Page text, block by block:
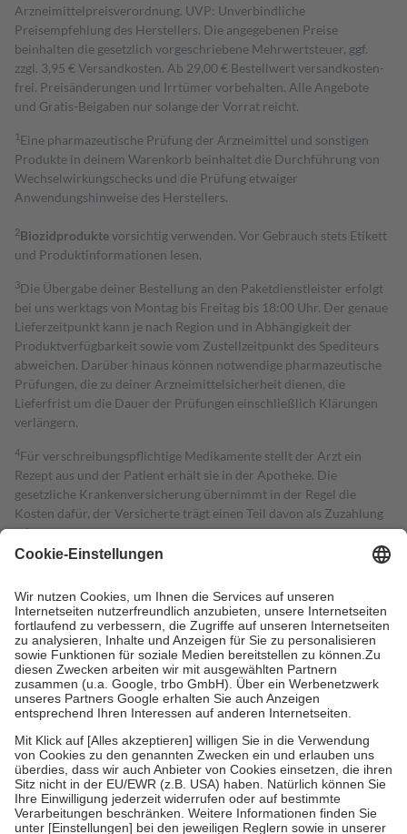
Arzneimittelpreisverordnung. UVP: Unverbindliche
Preisempfehlung des Herstellers. Die angegebenen Preise
beinhalten die gesetzlich vorgeschriebene Mehrwertsteuer, ggf.
zzgl. 3,95 € Versandkosten. Ab 29,00 € Bestell­wert versand­kosten­
frei. Preisänderungen und Irrtümer vorbehalten. Alle Angebote
und Gratis-Beigaben nur solange der Vorrat reicht.
1 Eine pharmazeutische Prüfung der Arzneimittel und sonstigen
Produkte in deinem Warenkorb beinhaltet die Durchführung von
Wechselwirkungschecks und die Prüfung etwaiger
Anwendungshinweise des Herstellers.
2Biozidproduktevorsichtig verwenden. Vor Gebrauch stets Etikett
und Produktinformationen lesen.
3Die Übergabe deiner Bestellung an den Paketdienstleister erfolgt
bei uns werktags von Montag bis Freitag bis 18:00 Uhr. Der genaue
Lieferzeitpunkt kann je nach Region und in Abhängigkeit der
Produktverfügbarkeit sowie vom Zustellzeitpunkt des Spediteurs
abweichen. Darüber hinaus können notwendige pharmazeutische
Prüfungen, die zu deiner Arzneimittelsicherheit dienen, die
Lieferfrist um die Dauer der Prüfungen einschließlich Klärungen
verlängern.
4Für verschreibungspflichtige Medikamente stellt der Arzt ein
Rezept aus und der Patient erhält sie in der Apotheke. Die
gesetzliche Krankenversicherung übernimmt in der Regel die
Kosten dafür, der Versicherte trägt einen Teil davon als Zuzahlung
mit.
Grundsätzlich leisten Mitglieder Zuzahlungen in Höhe von zehn
höchstens zehn Euro.
Es sind jedoch nie mehr als die tatsächlichen
Kosten der Leistung zu entrichten.
Diese Regeln gelten grundsätzlich auch für Online-Apotheken.
Bei Heilmitteln und häuslicher Krankenpflege beträgt die
Zuzahlung zehn Prozent der Kosten sowie zehn Euro je
Verordnung.
Um das Engagement der Versicherten für ihre eigene Gesundheit zu
stärken und die besondere Stellung der Familie zu unterstützen,
fallenkeine Zuzahlungenan bei:
• Kindern und Jugendlichen bis zum vollendeten 18. Lebensjahr
mit Ausnahme der Fahrkosten
• Untersuchungen zur Vorsorge und Früherkennung, die von der
GKV getragen werden